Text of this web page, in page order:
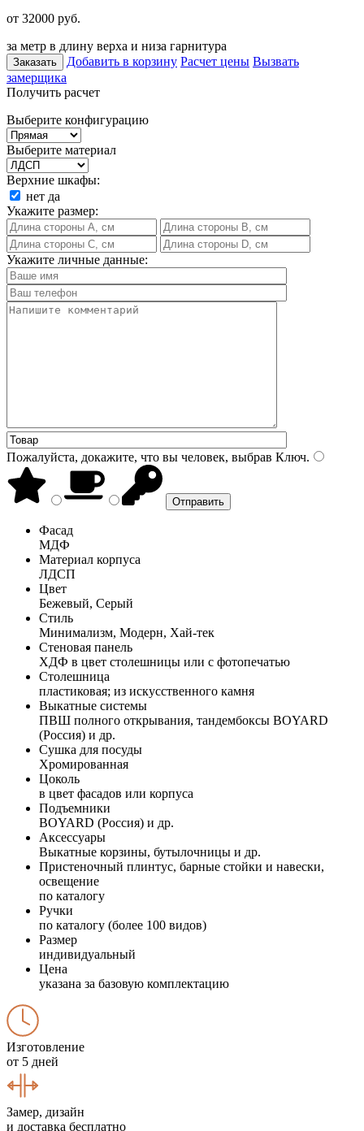
от 32000 руб.
за метр в длину верха и низа гарнитура
Заказать Добавить в корзину Расчет цены Вызвать
замерщика
Получить расчет
Выберите конфигурацию
Выберите материал
Верхние шкафы:
нет да
Укажите размер:
Укажите личные данные:
Пожалуйста, докажите, что вы человек, выбрав Ключ.
Фасад
МДФ
Материал корпуса
ЛДСП
Цвет
Бежевый, Серый
Стиль
Минимализм, Модерн, Хай-тек
Стеновая панель
ХДФ в цвет столешницы или с фотопечатью
Столешница
пластиковая; из искусственного камня
Выкатные системы
ПВШ полного открывания, тандембоксы BOYARD
(Россия) и др.
Сушка для посуды
Хромированная
Цоколь
в цвет фасадов или корпуса
Подъемники
BOYARD (Россия) и др.
Аксессуары
Выкатные корзины, бутылочницы и др.
Пристеночный плинтус, барные стойки и навески,
освещение
по каталогу
Ручки
по каталогу (более 100 видов)
Размер
индивидуальный
Цена
указана за базовую комплектацию
Изготовление
от 5 дней
Замер, дизайн
и доставка бесплатно